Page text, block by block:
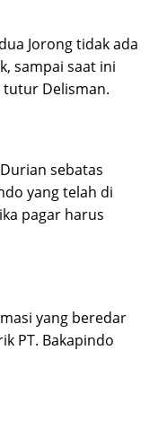
Jorong tidak ada
sampai saat ini
tutur Delisman.
sebatas
yang telah di
pagar harus
yang beredar
PT. Bakapindo